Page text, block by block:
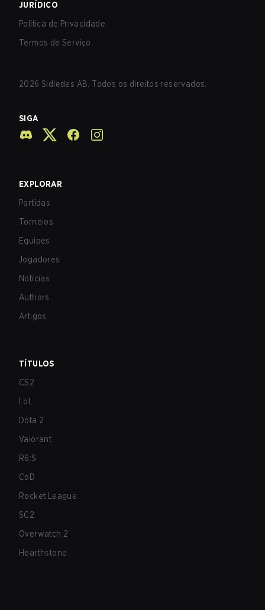
JURÍDICO
Política de Privacidade
Termos de Serviço
2026 Sidledes AB. Todos os direitos reservados.
SIGA
EXPLORAR
Partidas
Torneios
Equipes
Jogadores
Notícias
Authors
Artigos
TÍTULOS
CS2
LoL
Dota 2
Valorant
R6:S
CoD
Rocket League
SC2
Overwatch 2
Hearthstone